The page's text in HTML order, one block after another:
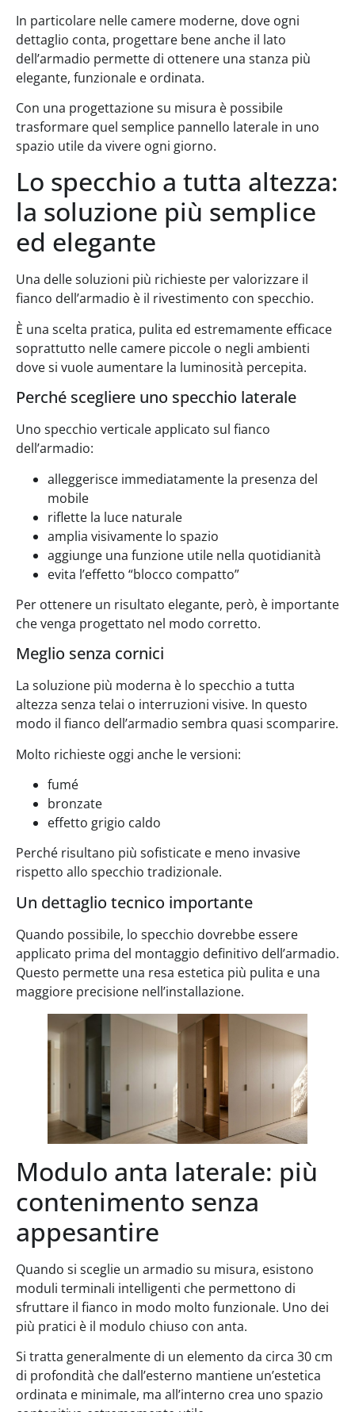
In particolare nelle camere moderne, dove ogni
dettaglio conta, progettare bene anche il lato
dell’armadio permette di ottenere una stanza più
elegante, funzionale e ordinata.
Con una progettazione su misura è possibile
trasformare quel semplice pannello laterale in uno
spazio utile da vivere ogni giorno.
Lo specchio a tutta altezza:
la soluzione più semplice
ed elegante
Una delle soluzioni più richieste per valorizzare il
fianco dell’armadio è il rivestimento con specchio.
È una scelta pratica, pulita ed estremamente efficace
soprattutto nelle camere piccole o negli ambienti
dove si vuole aumentare la luminosità percepita.
Perché scegliere uno specchio laterale
Uno specchio verticale applicato sul fianco
dell’armadio:
alleggerisce immediatamente la presenza del
mobile
riflette la luce naturale
amplia visivamente lo spazio
aggiunge una funzione utile nella quotidianità
evita l’effetto “blocco compatto”
Per ottenere un risultato elegante, però, è importante
che venga progettato nel modo corretto.
Meglio senza cornici
La soluzione più moderna è lo specchio a tutta
altezza senza telai o interruzioni visive. In questo
modo il fianco dell’armadio sembra quasi scomparire.
Molto richieste oggi anche le versioni:
fumé
bronzate
effetto grigio caldo
Perché risultano più sofisticate e meno invasive
rispetto allo specchio tradizionale.
Un dettaglio tecnico importante
Quando possibile, lo specchio dovrebbe essere
applicato prima del montaggio definitivo dell’armadio.
Questo permette una resa estetica più pulita e una
maggiore precisione nell’installazione.
Modulo anta laterale: più
contenimento senza
appesantire
Quando si sceglie un armadio su misura, esistono
moduli terminali intelligenti che permettono di
sfruttare il fianco in modo molto funzionale. Uno dei
più pratici è il modulo chiuso con anta.
Si tratta generalmente di un elemento da circa 30 cm
di profondità che dall’esterno mantiene un’estetica
ordinata e minimale, ma all’interno crea uno spazio